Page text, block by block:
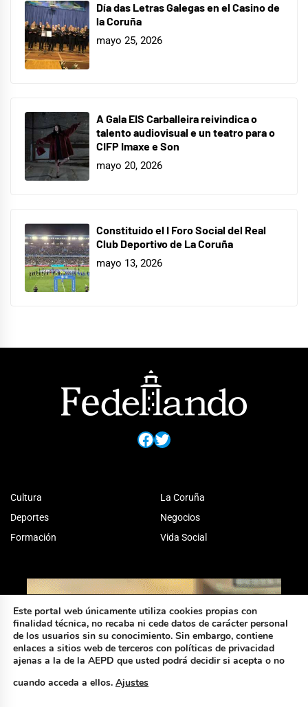
Día das Letras Galegas en el Casino de
la Coruña
mayo 25, 2026
A Gala EIS Carballeira reivindica o
talento audiovisual e un teatro para o
CIFP Imaxe e Son
mayo 20, 2026
Constituido el I Foro Social del Real
Club Deportivo de La Coruña
mayo 13, 2026
Facebook
Twitter
Cultura
Deportes
Formación
La Coruña
Negocios
Vida Social
Este portal web únicamente utiliza cookies propias con
finalidad técnica, no recaba ni cede datos de carácter personal
de los usuarios sin su conocimiento. Sin embargo, contiene
enlaces a sitios web de terceros con políticas de privacidad
ajenas a la de la AEPD que usted podrá decidir si acepta o no
cuando acceda a ellos. Ajustes